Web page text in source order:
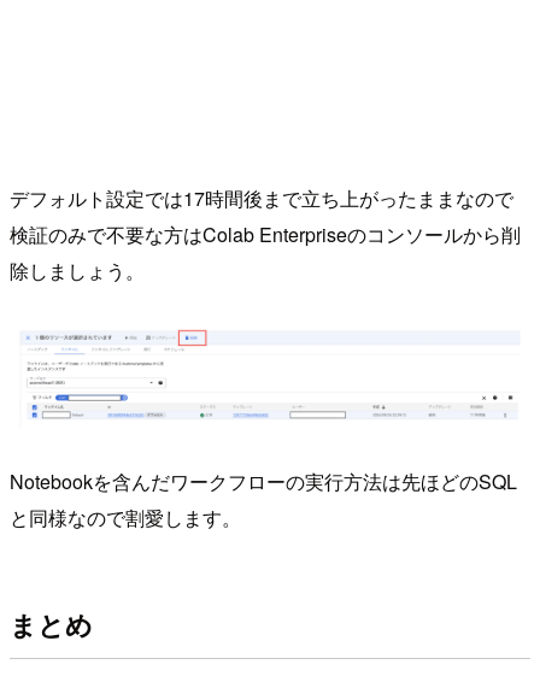
デフォルト設定では17時間後まで立ち上がったままなので
検証のみで不要な方はColab Enterpriseのコンソールから削
除しましょう。
Notebookを含んだワークフローの実行方法は先ほどのSQL
と同様なので割愛します。
まとめ